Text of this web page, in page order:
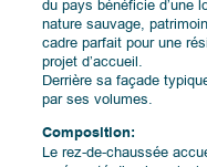
du pays bénéficie d’une
nature sauvage,
cadre parfait pour une
projet d’accueil.
Derrière sa façade
par ses volumes.
Composition:
Le rez-de-chaussée